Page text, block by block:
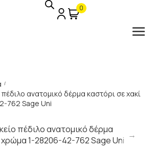
0
/
πέδιλο ανατομικό δέρμα καστόρι σε χακί
762 Sage Uni